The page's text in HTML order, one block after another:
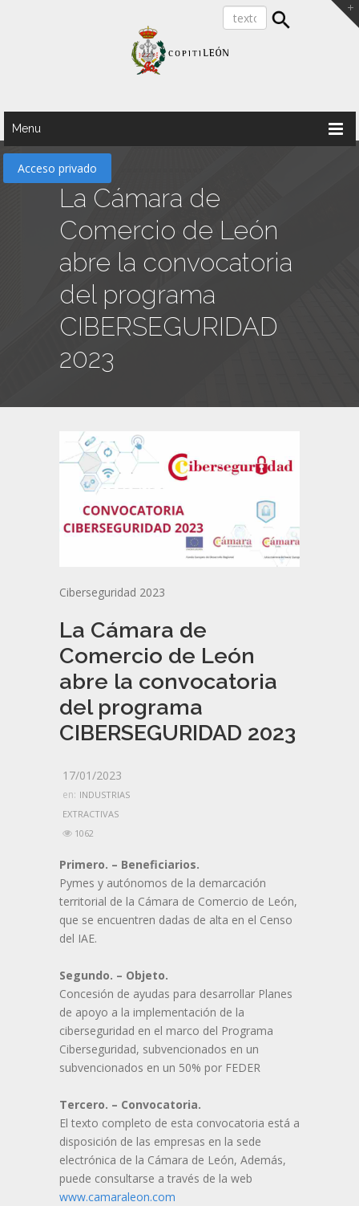
Menu
Acceso privado
La Cámara de
Comercio de León
abre la convocatoria
del programa
CIBERSEGURIDAD
2023
Ciberseguridad 2023
La Cámara de
Comercio de León
abre la convocatoria
del programa
CIBERSEGURIDAD 2023
17/01/2023
en: INDUSTRIAS
EXTRACTIVAS
1062
Primero. – Beneficiarios.
Pymes y autónomos de la demarcación
territorial de la Cámara de Comercio de León,
que se encuentren dadas de alta en el Censo
del IAE.
Segundo. – Objeto.
Concesión de ayudas para desarrollar Planes
de apoyo a la implementación de la
ciberseguridad en el marco del Programa
Ciberseguridad, subvencionados en un
subvencionados en un 50% por FEDER
Tercero. – Convocatoria.
El texto completo de esta convocatoria está a
disposición de las empresas en la sede
electrónica de la Cámara de León, Además,
puede consultarse a través de la web
www.camaraleon.com